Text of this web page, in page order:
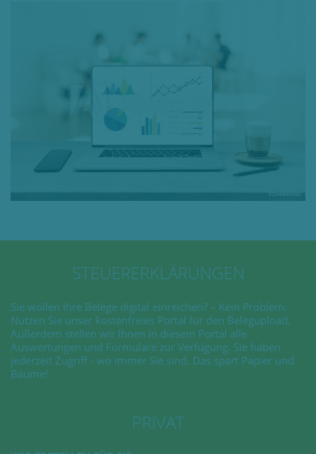
STEUERERKLÄRUNGEN
Sie wollen Ihre Belege digital einreichen? – Kein Problem:
Nutzen Sie unser kostenfreies Portal für den Belegupload.
Außerdem stellen wir Ihnen in diesem Portal alle
Auswertungen und Formulare zur Verfügung. Sie haben
jederzeit Zugriff - wo immer Sie sind. Das spart Papier und
Bäume!
PRIVAT